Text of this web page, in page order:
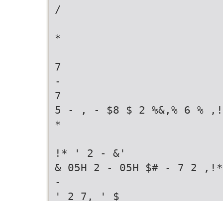
/
*
7
-
7
5 - , - $8 $ 2 %&,% 6
*
!* ' 2 - &'
& 05H 2 - 05H $# - 7 2 ,!*
-
' 2 7, ' $